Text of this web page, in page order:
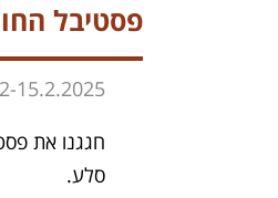
פסטיבל
15.2.2025
חגגנו את
סלע.